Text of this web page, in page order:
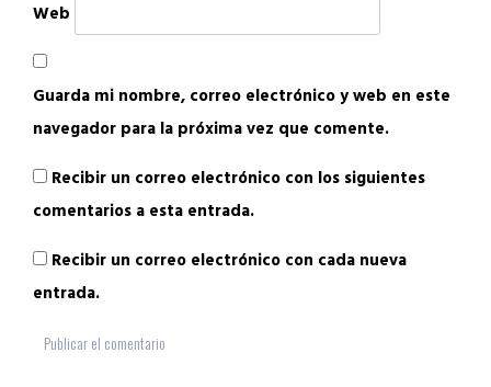
Web
Guarda mi nombre, correo electrónico y web en este
navegador para la próxima vez que comente.
Recibir un correo electrónico con los siguientes
comentarios a esta entrada.
Recibir un correo electrónico con cada nueva
entrada.